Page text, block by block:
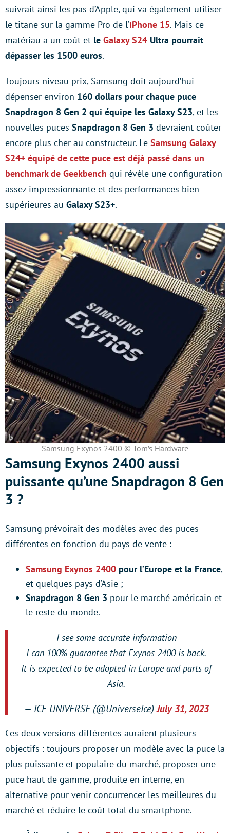
suivrait ainsi les pas d’Apple, qui va également utiliser
le titane sur la gamme Pro de l’iPhone 15. Mais ce
matériau a un coût et le Galaxy S24 Ultra pourrait
dépasser les 1500 euros.
Toujours niveau prix, Samsung doit aujourd’hui
dépenser environ 160 dollars pour chaque puce
Snapdragon 8 Gen 2 qui équipe les Galaxy S23, et les
nouvelles puces Snapdragon 8 Gen 3 devraient coûter
encore plus cher au constructeur. Le Samsung Galaxy
S24+ équipé de cette puce est déjà passé dans un
benchmark de Geekbench qui révèle une configuration
assez impressionnante et des performances bien
supérieures au Galaxy S23+.
Samsung Exynos 2400 © Tom’s Hardware
Samsung Exynos 2400 aussi
puissante qu’une Snapdragon 8 Gen
3 ?
Samsung prévoirait des modèles avec des puces
différentes en fonction du pays de vente :
Samsung Exynos 2400 pour l’Europe et la France,
et quelques pays d’Asie ;
Snapdragon 8 Gen 3 pour le marché américain et
le reste du monde.
I see some accurate information
I can 100% guarantee that Exynos 2400 is back.
It is expected to be adopted in Europe and parts of
Asia.
— ICE UNIVERSE (@UniverseIce)July 31, 2023
Ces deux versions différentes auraient plusieurs
objectifs : toujours proposer un modèle avec la puce la
plus puissante et populaire du marché, proposer une
puce haut de gamme, produite en interne, en
alternative pour venir concurrencer les meilleures du
marché et réduire le coût total du smartphone.